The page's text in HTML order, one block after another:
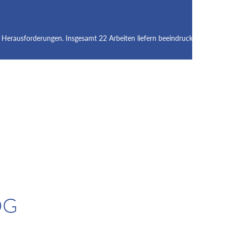
Insgesamt 22 Arbeiten liefern beeindruckende